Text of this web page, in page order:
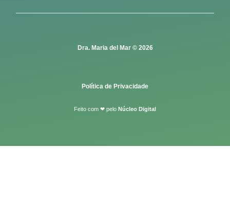
Dra. Maria del Mar © 2026
Política de Privacidade
Feito com ❤ pelo Núcleo Digital